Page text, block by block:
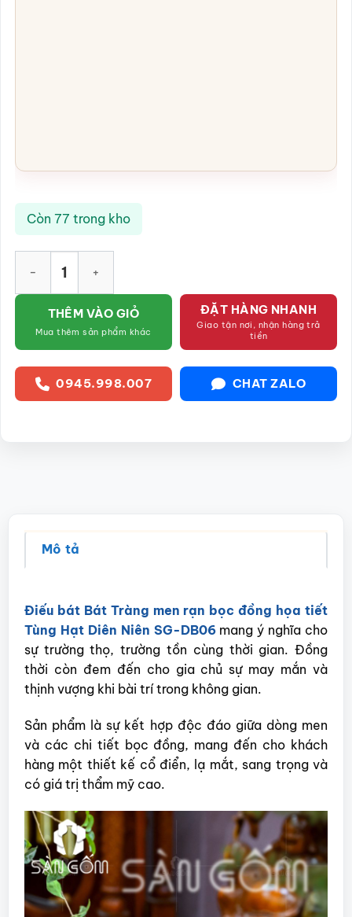
Còn 77 trong kho
THÊM VÀO GIỎ
Mua thêm sản phẩm khác
ĐẶT HÀNG NHANH
Giao tận nơi, nhận hàng trả
tiền
0945.998.007 CHAT ZALO
Mô tả
Điếu bát Bát Tràng men rạn bọc đồng họa tiết
Tùng Hạt Diên Niên SG-DB06mang ý nghĩa cho
sự trường thọ, trường tồn cùng thời gian. Đồng
thời còn đem đến cho gia chủ sự may mắn và
thịnh vượng khi bài trí trong không gian.
Sản phẩm là sự kết hợp độc đáo giữa dòng men
và các chi tiết bọc đồng, mang đến cho khách
hàng một thiết kế cổ điển, lạ mắt, sang trọng và
có giá trị thẩm mỹ cao.